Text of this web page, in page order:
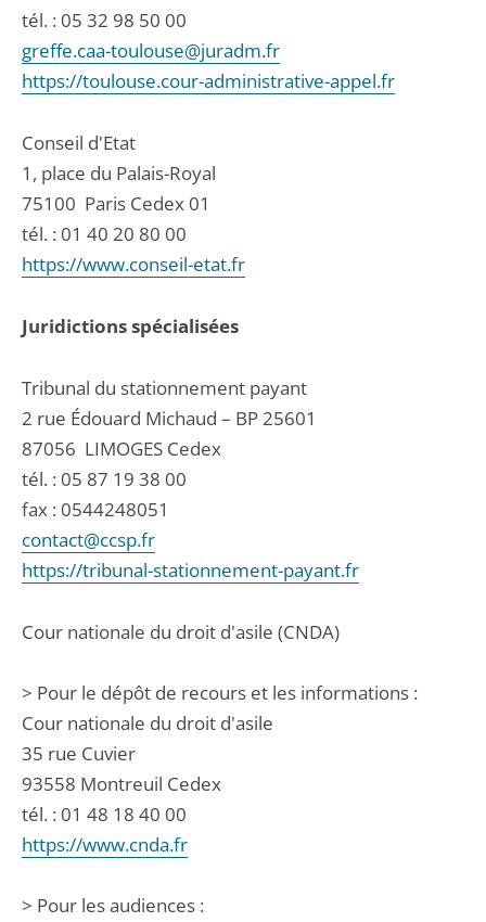
tél. : 05 32 98 50 00
greffe.caa-toulouse@juradm.fr
https://toulouse.cour-administrative-appel.fr
Conseil d'Etat
1, place du Palais-Royal
75100 Paris Cedex 01
tél. : 01 40 20 80 00
https://www.conseil-etat.fr
Juridictions spécialisées
Tribunal du stationnement payant
2 rue Édouard Michaud – BP 25601
87056 LIMOGES Cedex
tél. : 05 87 19 38 00
fax : 0544248051
contact@ccsp.fr
https://tribunal-stationnement-payant.fr
Cour nationale du droit d'asile (CNDA)
> Pour le dépôt de recours et les informations :
Cour nationale du droit d'asile
35 rue Cuvier
93558 Montreuil Cedex
tél. : 01 48 18 40 00
https://www.cnda.fr
> Pour les audiences :